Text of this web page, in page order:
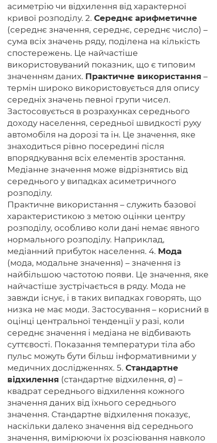
асиметрію чи відхилення від характерної
кривої розподілу. 2. Середнє арифметичне
(середнє значення, середнє, середнє число) –
сума всіх значень ряду, поділена на кількість
спостережень. Це найчастіше
використовуваний показник, що є типовим
значенням даних. Практичне використання –
термін широко використовується для опису
середніх значень певної групи чисел.
Застосовується в розрахунках середнього
доходу населення, середньої швидкості руху
автомобіля на дорозі та ін. Це значення, яке
знаходиться рівно посередині після
впорядкування всіх елементів зростання.
Медіанне значення може відрізнятись від
середнього у випадках асиметричного
розподілу.
Практичне використання – служить базової
характеристикою з метою оцінки центру
розподілу, особливо коли дані немає явного
нормального розподілу. Наприклад,
медіанний прибуток населення. 4. Мода
(мода, модальне значення) – значення із
найбільшою частотою появи. Це значення, яке
найчастіше зустрічається в ряду. Мода не
завжди існує, і в таких випадках говорять, що
низка не має моди. Застосування – корисний в
оцінці центральної тенденції у разі, коли
середнє значення і медіана не відбивають
суттєвості. Показання температури тіла або
пульс можуть бути більш інформативними у
медичних дослідженнях. 5. Стандартне
відхилення (стандартне відхилення, σ) –
квадрат середнього відхилення кожного
значення даних від їхнього середнього
значення. Стандартне відхилення показує,
наскільки далеко значення від середнього
значення, вимірюючи їх розсіювання навколо